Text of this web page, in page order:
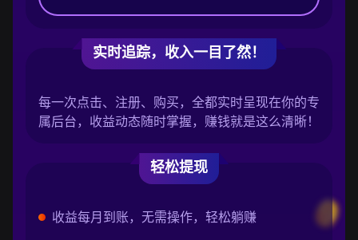
实时追踪，收入一目了然！
每一次点击、注册、购买，全都实时呈现在你的专
属后台，收益动态随时掌握，赚钱就是这么清晰！
轻松提现
收益每月到账，无需操作，轻松躺赚